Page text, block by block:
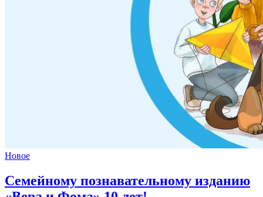
Новое
Семейному познавательному изданию